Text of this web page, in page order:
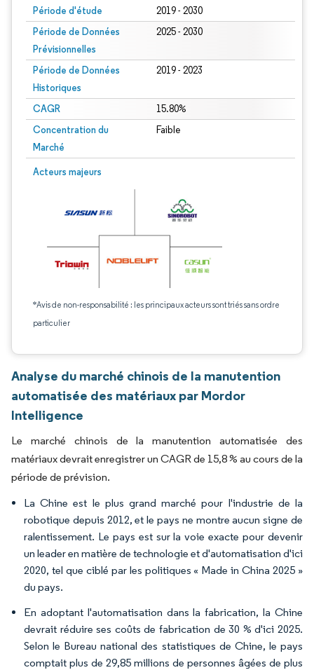
Période d'étude 2019 - 2030
Période de Données
Prévisionnelles
2025 - 2030
Période de Données
Historiques
2019 - 2023
CAGR 15.80%
Concentration du
Marché
Faible
Acteurs majeurs
*Avis de non-responsabilité : les principaux acteurs sont triés sans ordre
particulier
Analyse du marché chinois de la manutention
automatisée des matériaux par Mordor
Intelligence
Le marché chinois de la manutention automatisée des
matériaux devrait enregistrer un CAGR de 15,8 % au cours de la
période de prévision.
La Chine est le plus grand marché pour l'industrie de la
robotique depuis 2012, et le pays ne montre aucun signe de
ralentissement. Le pays est sur la voie exacte pour devenir
un leader en matière de technologie et d'automatisation d'ici
2020, tel que ciblé par les politiques « Made in China 2025 »
du pays.
En adoptant l'automatisation dans la fabrication, la Chine
devrait réduire ses coûts de fabrication de 30 % d'ici 2025.
Selon le Bureau national des statistiques de Chine, le pays
comptait plus de 29,85 millions de personnes âgées de plus